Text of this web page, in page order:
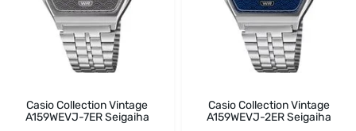
Casio Collection Vintage
A159WEVJ-7ER Seigaiha
Casio Collection Vintage
A159WEVJ-2ER Seigaiha